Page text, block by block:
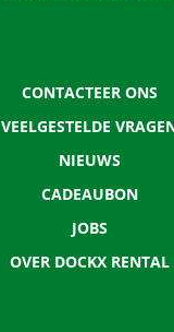
CONTACTEER ONS
VEELGESTELDE
NIEUWS
CADEAUBON
JOBS
OVER DOCKX RENTAL